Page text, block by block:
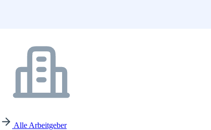
Alle Arbeitgeber